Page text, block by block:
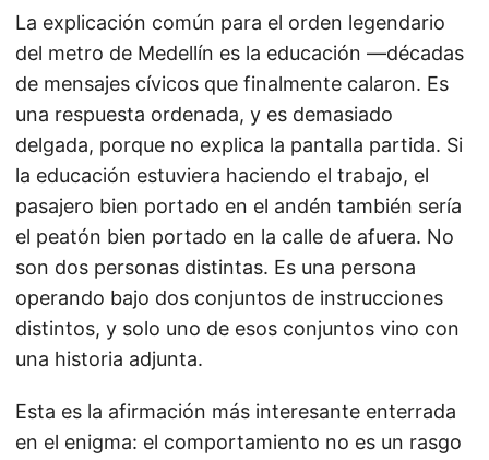
La explicación común para el orden legendario
del metro de Medellín es la educación —décadas
de mensajes cívicos que finalmente calaron. Es
una respuesta ordenada, y es demasiado
delgada, porque no explica la pantalla partida. Si
la educación estuviera haciendo el trabajo, el
pasajero bien portado en el andén también sería
el peatón bien portado en la calle de afuera. No
son dos personas distintas. Es una persona
operando bajo dos conjuntos de instrucciones
distintos, y solo uno de esos conjuntos vino con
una historia adjunta.
Esta es la afirmación más interesante enterrada
en el enigma: el comportamiento no es un rasgo